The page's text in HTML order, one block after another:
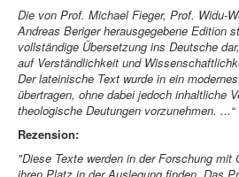
Die von Prof. Michael Fieger, Prof. Widu-
Andreas Beriger herausgegebene Edition
vollständige Übersetzung ins Deutsche
auf Verständlichkeit und
Der lateinische Text wurde in ein
übertragen, ohne dabei jedoch inhaltliche
theologische Deutungen vorzunehmen. ...“
Rezension:
"Diese Texte werden in der Forschung mit